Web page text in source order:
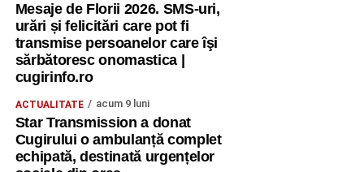
Mesaje de Florii 2026. SMS-uri,
urări și felicitări care pot fi
transmise persoanelor care îşi
sărbătoresc onomastica |
cugirinfo.ro
ACTUALITATE acum 9 luni
Star Transmission a donat
Cugirului o ambulanță complet
echipată, destinată urgențelor